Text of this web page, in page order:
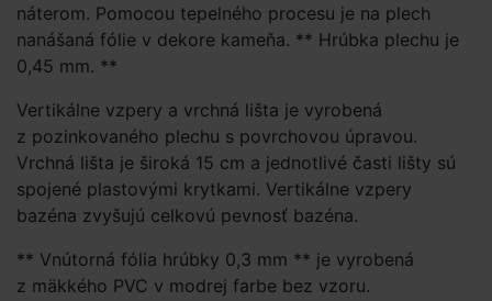
náterom. Pomocou tepelného procesu je na plech
nanášaná fólie v dekore kameňa. ** Hrúbka plechu je
0,45 mm. **
Vertikálne vzpery a vrchná lišta je vyrobená
z pozinkovaného plechu s povrchovou úpravou.
Vrchná lišta je široká 15 cm a jednotlivé časti lišty sú
spojené plastovými krytkami. Vertikálne vzpery
bazéna zvyšujú celkovú pevnosť bazéna.
** Vnútorná fólia hrúbky 0,3 mm ** je vyrobená
z mäkkého PVC v modrej farbe bez vzoru.